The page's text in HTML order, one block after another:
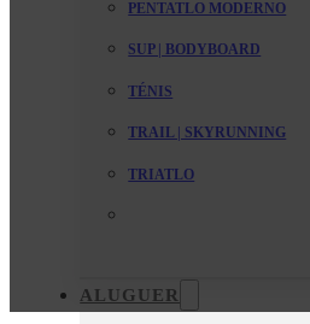
PENTATLO MODERNO
SUP | BODYBOARD
TÉNIS
TRAIL | SKYRUNNING
TRIATLO
ALUGUER